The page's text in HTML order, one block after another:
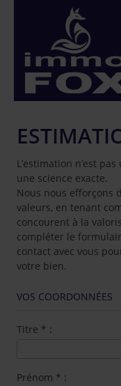
L’estimation n’est
une science exacte.
Nous nous efforçons
valeurs, en tenant
concourent à la
compléter le
contact avec vous
votre bien.
VOS COORDONNÉES
Titre * :
Prénom * :